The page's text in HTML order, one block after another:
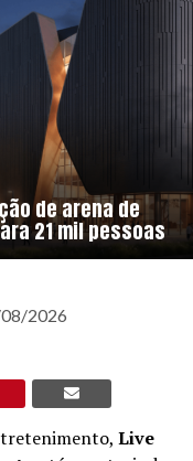
de arena de
21 mil pessoas
2026
Live